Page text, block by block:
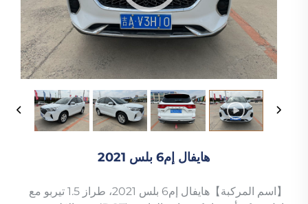
هايفال إم6 بلس 2021
【اسم المركبة】هايفال إم6 بلس 2021، طراز 1.5 تيربو مع